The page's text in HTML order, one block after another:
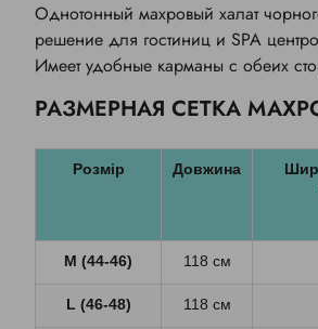
Однотонный махровый халат
решение для гостиниц и SPA
Имеет удобные карманы с обеих
РАЗМЕРНАЯ СЕТКА
Розмір Довжина
M (44-46) 118 см
L (46-48) 118 см